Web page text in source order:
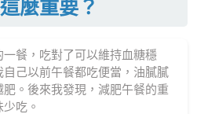
麼重要？
餐，吃對了可以維持血糖穩
己以前午餐都吃便當，油膩膩
。後來我發現，減肥午餐的重
吃。